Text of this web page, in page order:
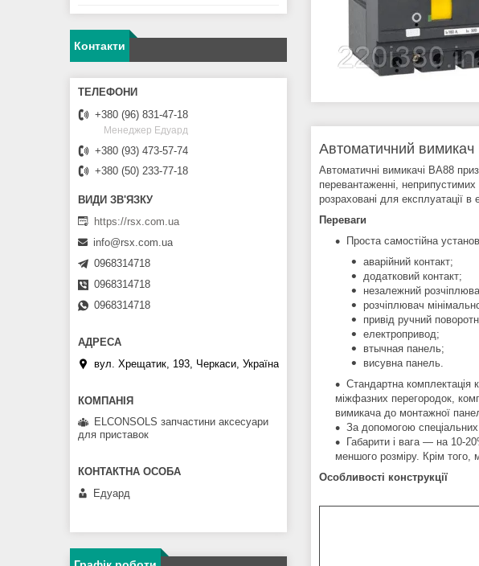
Автоматичний
Автоматичні вимикачі ВА88
перевантаженні,
розраховані для експлуатації
Переваги
Проста самостійна
аварійний контакт;
додатковий контакт;
незалежний
розчіплювач
привід ручний
електропривод;
втычная панель;
висувна панель.
Стандартна комплектація
міжфазних перегородок,
вимикача до монтажної
За допомогою
Габарити і вага — на 10-
меншого розміру. Крім того,
Особливості конструкції
Контакти
+380 (96) 831-47-18
Менеджер Едуард
+380 (93) 473-57-74
+380 (50) 233-77-18
https://rsx.com.ua
info@rsx.com.ua
0968314718
0968314718
0968314718
вул. Хрещатик, 193, Черкаси, Україна
ELCONSOLS запчастини аксесуари
для приставок
Едуард